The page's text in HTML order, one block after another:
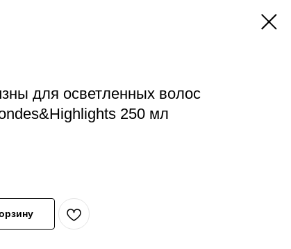
для осветленных волос
250 мл